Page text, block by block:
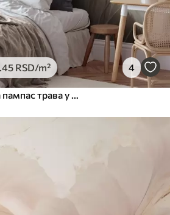
.45 RSD/m² 4